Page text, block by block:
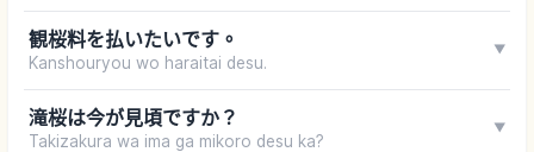
観桜料を払いたいです。
Kanshouryou wo haraitai desu.
▼
滝桜は今が見頃ですか？
Takizakura wa ima ga mikoro desu ka?
▼